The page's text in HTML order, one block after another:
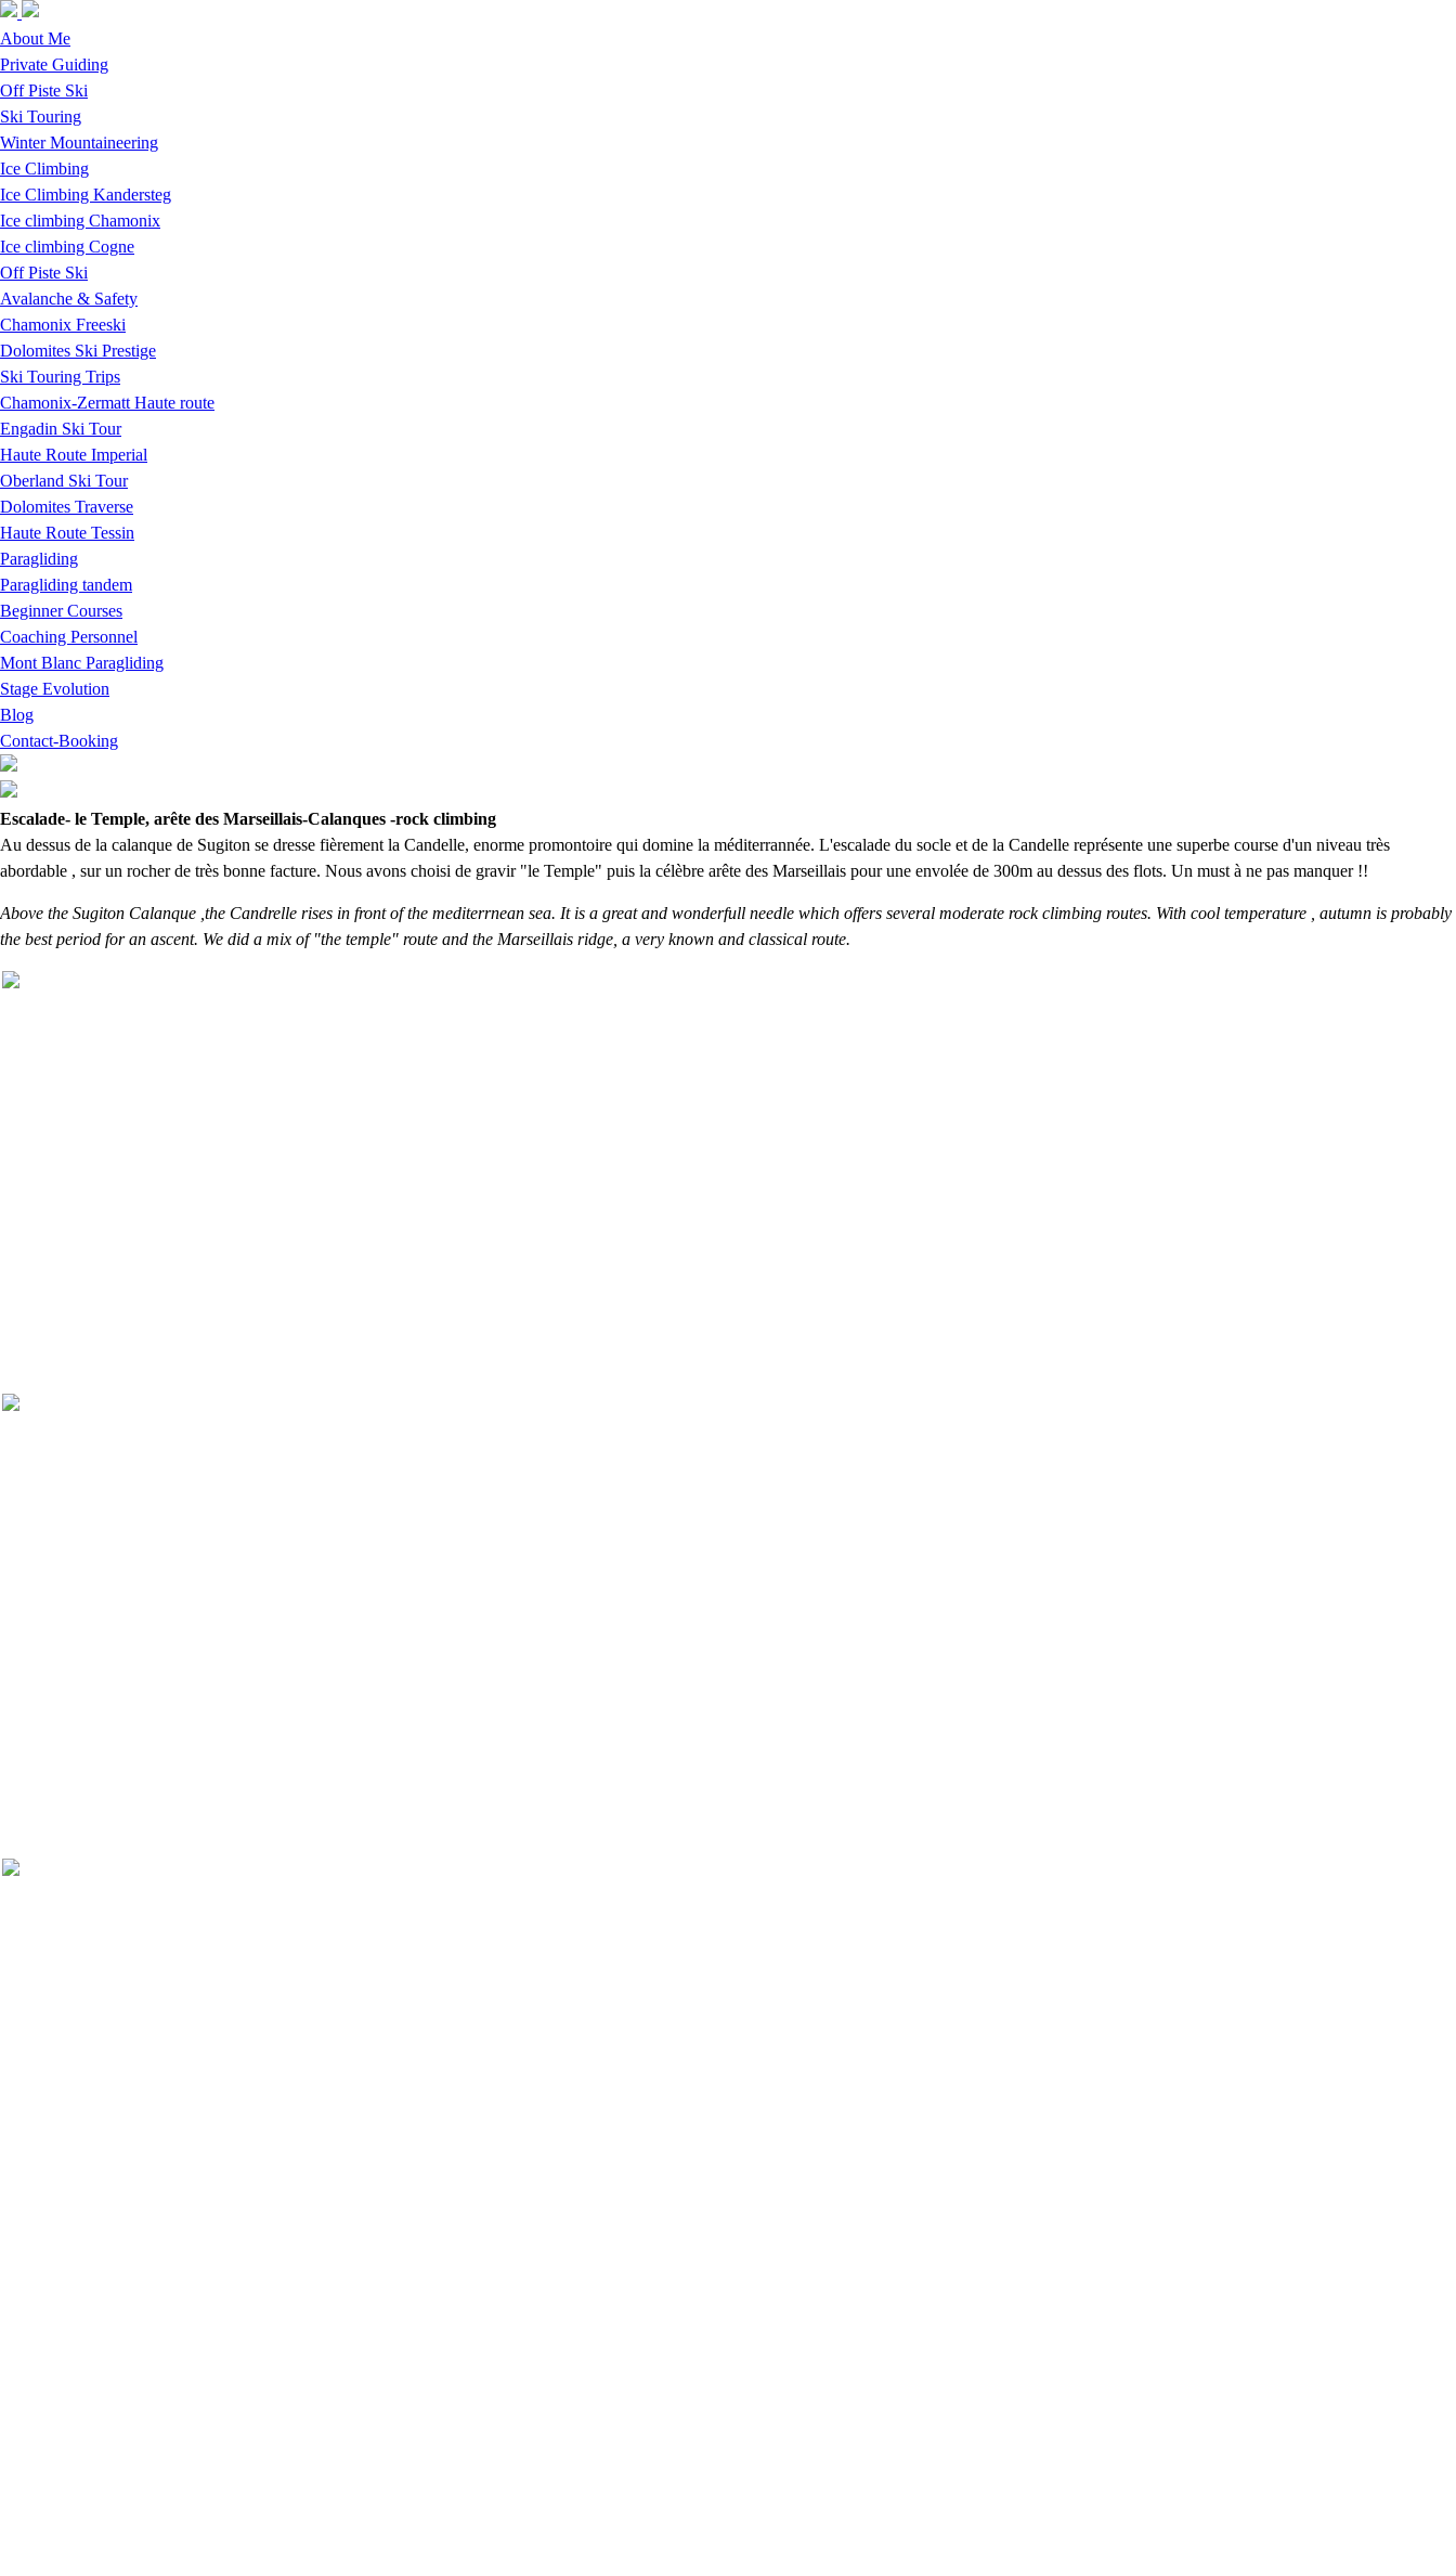
Skip to navigation
Skip to main content
About Me
Private Guiding
Off Piste Ski
Ski Touring
Winter Mountaineering
Ice Climbing
Ice Climbing Kandersteg
Ice climbing Chamonix
Ice climbing Cogne
Off Piste Ski
Avalanche & Safety
Chamonix Freeski
Dolomites Ski Prestige
Ski Touring Trips
Chamonix-Zermatt Haute route
Engadin Ski Tour
Haute Route Imperial
Oberland Ski Tour
Dolomites Traverse
Haute Route Tessin
Paragliding
Paragliding tandem
Beginner Courses
Coaching Personnel
Mont Blanc Paragliding
Stage Evolution
Blog
Contact-Booking
Escalade- le Temple, arête des Marseillais-Calanques -rock climbing
Au dessus de la calanque de Sugiton se dresse fièrement la Candelle, enorme promontoire qui domine la méditerrannée. L'escalade du socle et de la Candelle représente une superbe course d'un niveau très
abordable , sur un rocher de très bonne facture. Nous avons choisi de gravir "le Temple" puis la célèbre arête des Marseillais pour une envolée de 300m au dessus des flots. Un must à ne pas manquer !!
Above the Sugiton Calanque ,the Candrelle rises in front of the mediterrnean sea. It is a great and wonderfull needle which offers several moderate rock climbing routes. With cool temperature , autumn is probably
the best period for an ascent. We did a mix of "the temple" route and the Marseillais ridge, a very known and classical route.